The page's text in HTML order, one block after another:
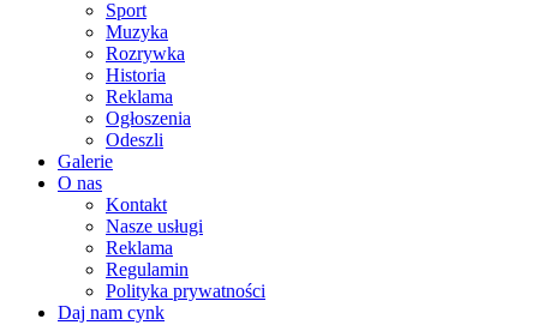
Sport
Muzyka
Rozrywka
Historia
Reklama
Ogłoszenia
Odeszli
Galerie
O nas
Kontakt
Nasze usługi
Reklama
Regulamin
Polityka prywatności
Daj nam cynk